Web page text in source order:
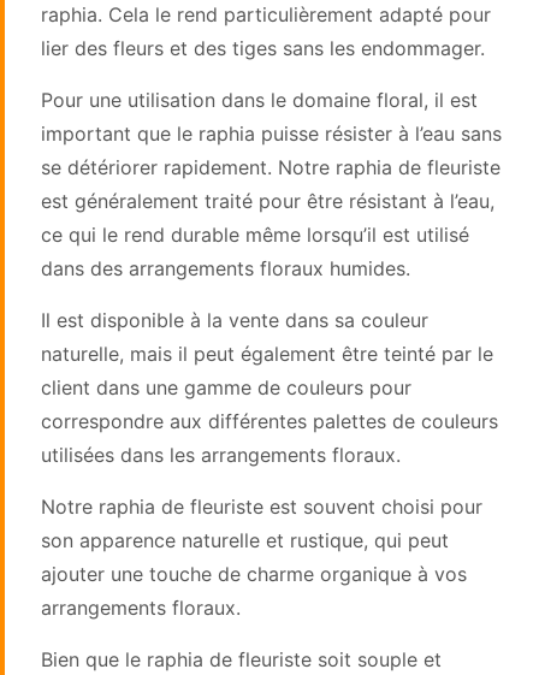
raphia. Cela le rend particulièrement adapté pour
lier des fleurs et des tiges sans les endommager.
Pour une utilisation dans le domaine floral, il est
important que le raphia puisse résister à l’eau sans
se détériorer rapidement. Notre raphia de fleuriste
est généralement traité pour être résistant à l’eau,
ce qui le rend durable même lorsqu’il est utilisé
dans des arrangements floraux humides.
Il est disponible à la vente dans sa couleur
naturelle, mais il peut également être teinté par le
client dans une gamme de couleurs pour
correspondre aux différentes palettes de couleurs
utilisées dans les arrangements floraux.
Notre raphia de fleuriste est souvent choisi pour
son apparence naturelle et rustique, qui peut
ajouter une touche de charme organique à vos
arrangements floraux.
Bien que le raphia de fleuriste soit souple et